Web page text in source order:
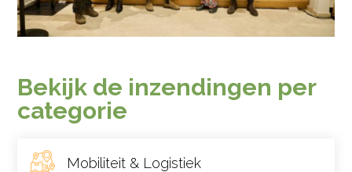
Bekijk de inzendingen per
categorie
Mobiliteit & Logistiek